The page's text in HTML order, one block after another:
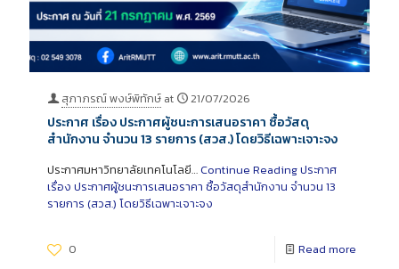
สุภาภรณ์ พงษ์พิทักษ์ at 21/07/2026
ประกาศ เรื่อง ประกาศผู้ชนะการเสนอราคา ซื้อวัสดุ
สำนักงาน จำนวน 13 รายการ (สวส.) โดยวิธีเฉพาะเจาะจง
ประกาศมหาวิทยาลัยเทคโนโลยี… Continue Readingประกาศ
เรื่อง ประกาศผู้ชนะการเสนอราคา ซื้อวัสดุสำนักงาน จำนวน 13
รายการ (สวส.) โดยวิธีเฉพาะเจาะจง
0 Read more